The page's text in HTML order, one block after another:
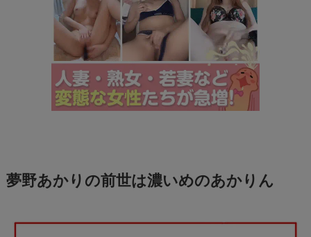
夢野あかりの前世は濃いめのあかりん